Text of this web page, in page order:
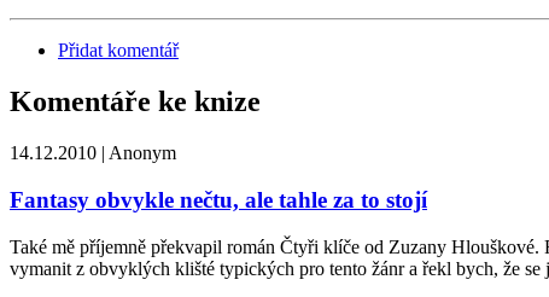
Přidat komentář
Komentáře ke knize
14.12.2010 | Anonym
Fantasy obvykle nečtu, ale tahle za to stojí
Také mě příjemně překvapil román Čtyři klíče od Zuzany
vymanit z obvyklých klišté typických pro tento žánr a řekl bych, že